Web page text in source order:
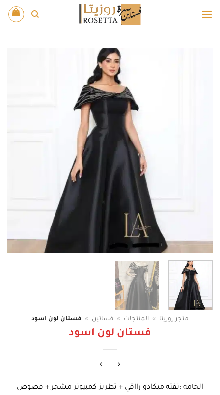
للمحتوى
متجر روزيتا » المنتجات » فساتين » فستان لون اسود
فستان لون اسود
الخامه :تفته ميكادو رااقي + تطريز كمبيوتر مشجر + فصوص